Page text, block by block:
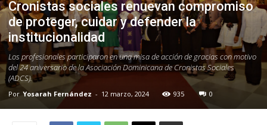
Cronistas sociales renuevan compromiso
de proteger, cuidar y defender la
institucionalidad
Los profesionales participaron en una misa de acción de gracias con motivo
del 24 aniversario de la Asociación Dominicana de Cronistas Sociales
(ADCS).
Por Yosarah Fernández - 12 marzo, 2024 935 0